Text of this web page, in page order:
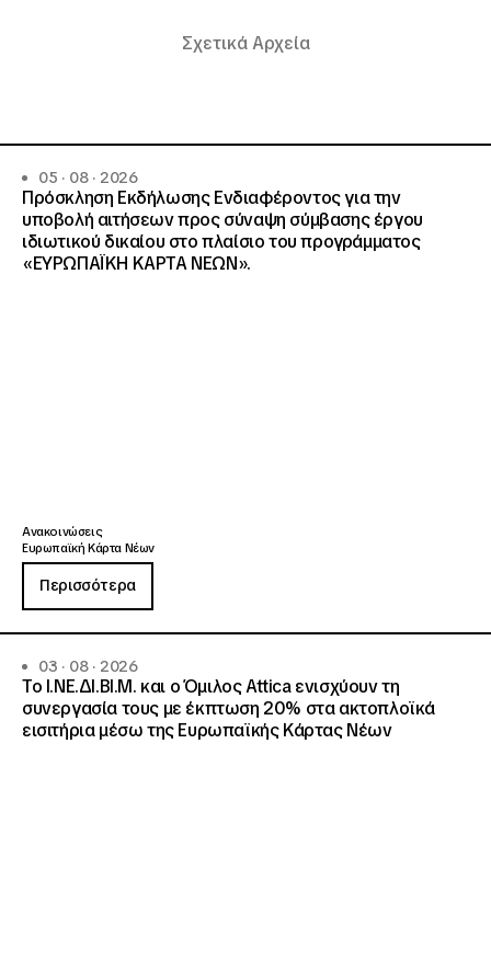
Σχετικά Αρχεία
05 · 08 · 2026
Πρόσκληση Εκδήλωσης Ενδιαφέροντος για την
υποβολή αιτήσεων προς σύναψη σύμβασης έργου
ιδιωτικού δικαίου στο πλαίσιο του προγράμματος
«ΕΥΡΩΠΑΪΚΗ ΚΑΡΤΑ ΝΕΩΝ».
Ανακοινώσεις
Ευρωπαϊκή Κάρτα Νέων
Περισσότερα
03 · 08 · 2026
Το Ι.ΝΕ.ΔΙ.ΒΙ.Μ. και o Όμιλος Attica ενισχύουν τη
συνεργασία τους με έκπτωση 20% στα ακτοπλοϊκά
εισιτήρια μέσω της Ευρωπαϊκής Κάρτας Νέων